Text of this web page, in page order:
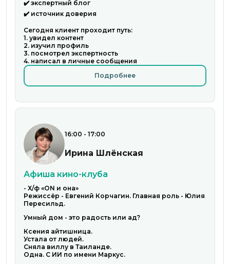
✔️ экспертный блог
✔️ источник доверия
Сегодня клиент проходит путь:
1. увидел контент
2. изучил профиль
3. посмотрел экспертность
4. написал в личные сообщения
Подробнее
16:00 - 17:00
Ирина Шлёнская
Афиша кино-клуба
- Х/ф «ON и она»
Режиссёр - Евгений Корчагин. Главная роль - Юлия
Пересильд.
Умный дом - это радость или ад?
Ксения айтишница.
Устала от людей.
Сняла виллу в Таиланде.
Одна. С ИИ по имени Маркус.